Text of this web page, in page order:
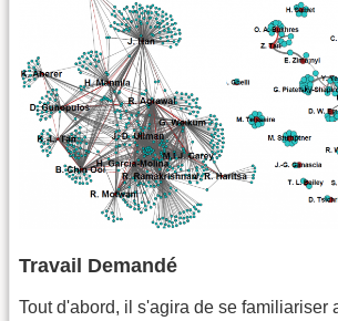
Travail Demandé
Tout d'abord, il s'agira de se familiariser